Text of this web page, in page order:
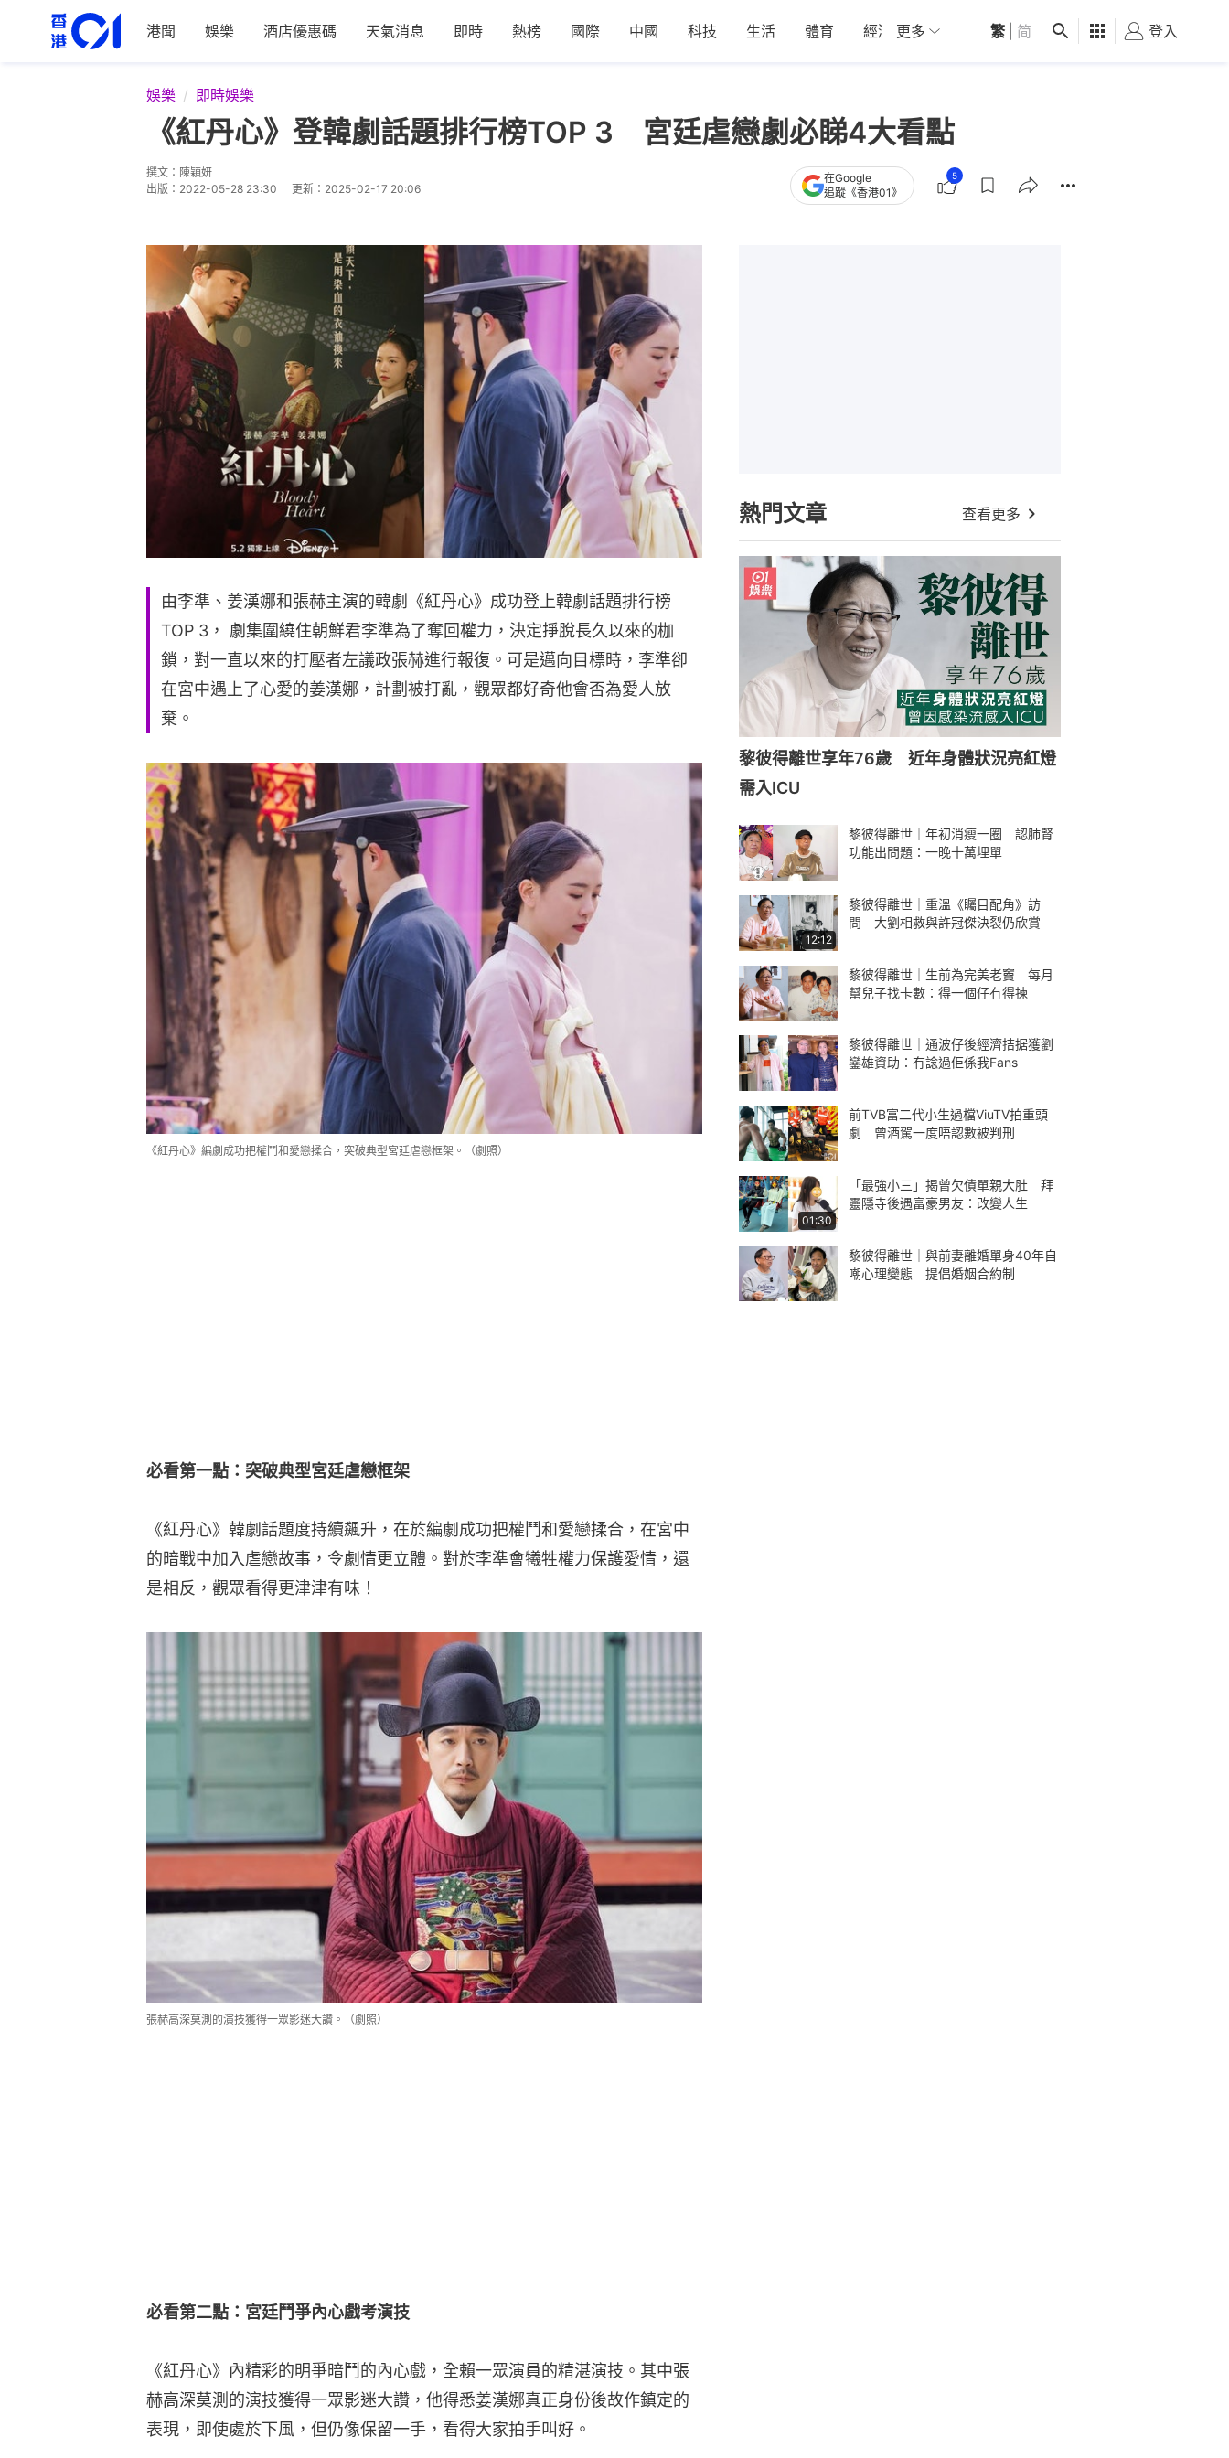
港聞 娛樂 酒店優惠碼 天氣消息 即時 熱榜 國際 中國 科技 生活 體育 經濟 01深圳 觀點 健康 好食玩飛
更多 繁 简 登入
娛樂 即時娛樂
《紅丹心》登韓劇話題排行榜TOP 3 宮廷虐戀劇必睇4大看點
撰文： 陳穎妍
出版： 2022-05-28 23:30 更新： 2025-02-17 20:06
在Google
追蹤《香港01》
5
由李準、姜漢娜和張赫主演的韓劇《紅丹心》成功登上韓劇話題排行榜
TOP 3， 劇集圍繞住朝鮮君李準為了奪回權力，決定掙脫長久以來的枷
鎖，對一直以來的打壓者左議政張赫進行報復。可是邁向目標時，李準卻
在宮中遇上了心愛的姜漢娜，計劃被打亂，觀眾都好奇他會否為愛人放
棄。
《紅丹心》編劇成功把權鬥和愛戀揉合，突破典型宮廷虐戀框架。（劇照）
必看第一點：突破典型宮廷虐戀框架
《紅丹心》韓劇話題度持續飆升，在於編劇成功把權鬥和愛戀揉合，在宮中
的暗戰中加入虐戀故事，令劇情更立體。對於李準會犧牲權力保護愛情，還
是相反，觀眾看得更津津有味！
張赫高深莫測的演技獲得一眾影迷大讚。（劇照）
必看第二點：宮廷鬥爭內心戲考演技
《紅丹心》內精彩的明爭暗鬥的內心戲，全賴一眾演員的精湛演技。其中張
赫高深莫測的演技獲得一眾影迷大讚，他得悉姜漢娜真正身份後故作鎮定的
表現，即使處於下風，但仍像保留一手，看得大家拍手叫好。
熱門文章 查看更多
黎彼得離世享年76歲 近年身體狀況亮紅燈
需入ICU
黎彼得離世｜年初消瘦一圈 認肺腎
功能出問題：一晚十萬埋單
12:12
黎彼得離世｜重溫《矚目配角》訪
問 大劉相救與許冠傑決裂仍欣賞
黎彼得離世｜生前為完美老竇 每月
幫兒子找卡數：得一個仔冇得揀
黎彼得離世｜通波仔後經濟拮据獲劉
鑾雄資助：冇諗過佢係我Fans
前TVB富二代小生過檔ViuTV拍重頭
劇 曾酒駕一度唔認數被判刑
01:30
「最強小三」揭曾欠債單親大肚 拜
靈隱寺後遇富豪男友：改變人生
黎彼得離世｜與前妻離婚單身40年自
嘲心理變態 提倡婚姻合約制